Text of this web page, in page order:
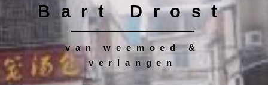
Bart Drost
van weemoed &
verlangen